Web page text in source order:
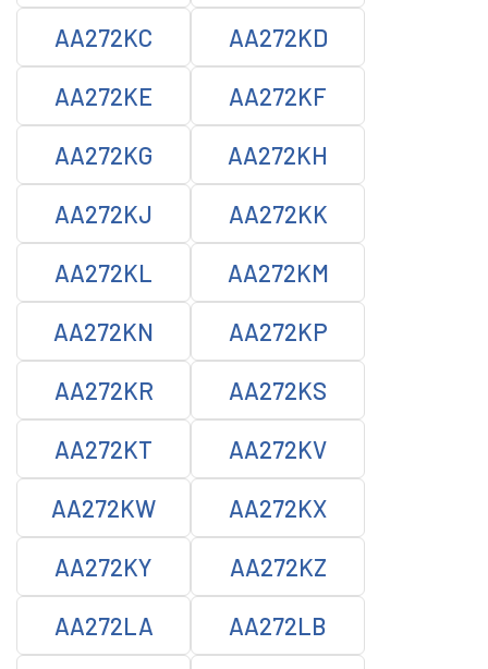
AA272KC AA272KD
AA272KE AA272KF
AA272KG AA272KH
AA272KJ AA272KK
AA272KL AA272KM
AA272KN AA272KP
AA272KR AA272KS
AA272KT AA272KV
AA272KW AA272KX
AA272KY AA272KZ
AA272LA AA272LB